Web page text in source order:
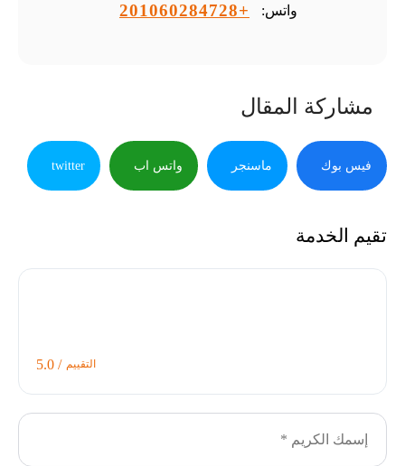
واتس: +201060284728
مشاركة المقال
فيس بوك ماسنجر واتس اب twitter
تقيم الخدمة
التقييم / 5.0